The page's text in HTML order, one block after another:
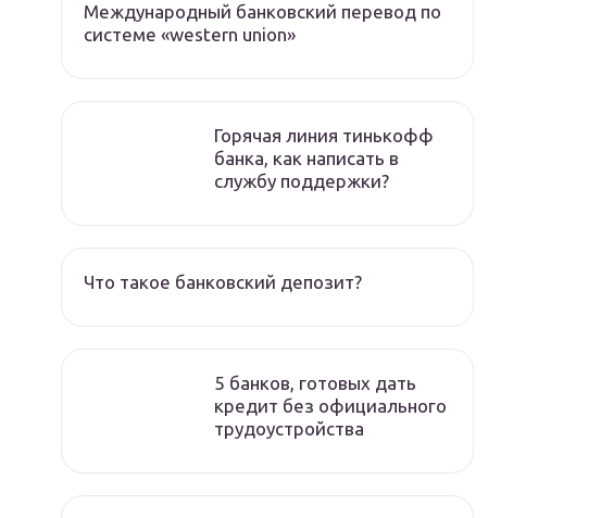
Международный банковский перевод по
системе «western union»
Горячая линия тинькофф
банка, как написать в
службу поддержки?
Что такое банковский депозит?
5 банков, готовых дать
кредит без официального
трудоустройства